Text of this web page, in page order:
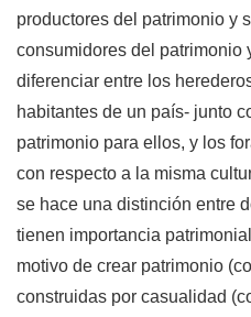
productores del patrimonio y
consumidores del patrimonio
diferenciar entre los
habitantes de un país- junto
patrimonio para ellos, y los
con respecto a la misma
se hace una distinción entre
tienen importancia
motivo de crear patrimonio
construidas por casualidad